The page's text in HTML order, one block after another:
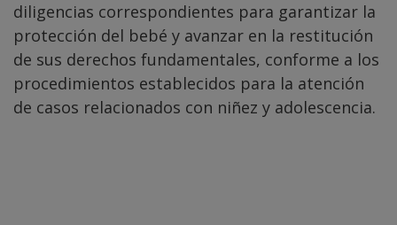
diligencias correspondientes para garantizar la
protección del bebé y avanzar en la restitución
de sus derechos fundamentales, conforme a los
procedimientos establecidos para la atención
de casos relacionados con niñez y adolescencia.